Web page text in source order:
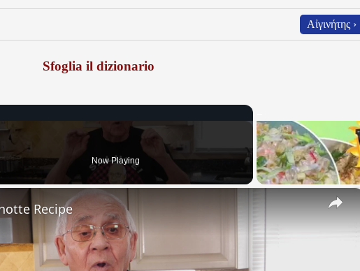
Αἰγινήτης ›
Sfoglia il dizionario
Now Playing
×
Recipe